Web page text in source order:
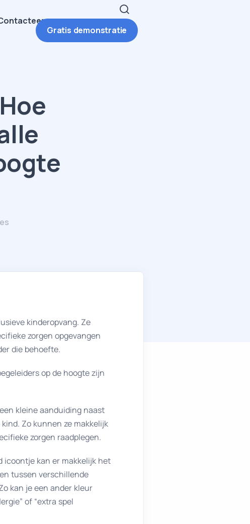
ons
Gratis demonstratie
kinderopvang. Ze
zorgen opgevangen
die behoefte.
op de hoogte zijn
kleine aanduiding naast
Zo kunnen ze makkelijk
zorgen raadplegen.
icoontje kan er makkelijk het
tussen verschillende
kan je een ander kleur
of “extra spel